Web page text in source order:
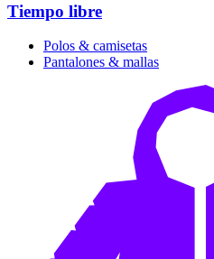
Tiempo libre
Polos & camisetas
Pantalones & mallas